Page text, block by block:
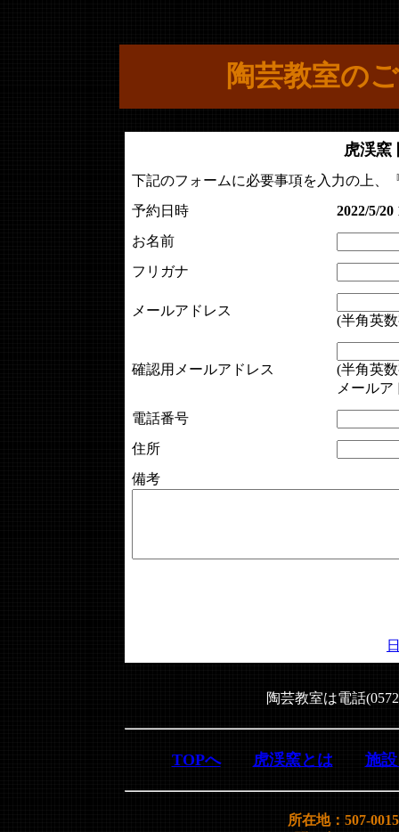
陶芸教室の
虎渓窯
下記のフォームに必要事項を入力の上、
予約日時
2022/5/20
お名前
フリガナ
メールアドレス
(半角英
確認用メールアドレス
(半角英
メール
電話番号
住所
備考
陶芸教室は電話
TOPへ 虎渓窯とは 施
所在地：507-